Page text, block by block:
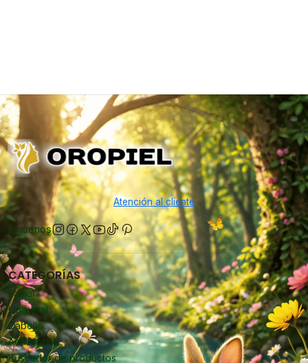
Atención al cliente
Síguenos
CATEGORÍAS
Facial
Corporal
Cabello
Accesorios
Buscador de productos